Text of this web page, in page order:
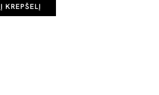
Į KREPŠELĮ